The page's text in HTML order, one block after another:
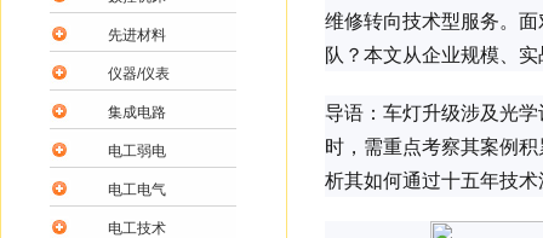
维修转向技术型服务。
队？本文从企业规模、
导语：车灯升级涉及光
时，需重点考察其案例
析其如何通过十五年技
先进材料
仪器/仪表
集成电路
电工弱电
电工电气
电工技术